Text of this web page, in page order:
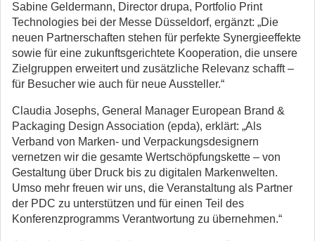
Sabine Geldermann, Director drupa, Portfolio Print
Technologies bei der Messe Düsseldorf, ergänzt: „Die
neuen Partnerschaften stehen für perfekte Synergieeffekte
sowie für eine zukunftsgerichtete Kooperation, die unsere
Zielgruppen erweitert und zusätzliche Relevanz schafft –
für Besucher wie auch für neue Aussteller.“
Claudia Josephs, General Manager European Brand &
Packaging Design Association (epda), erklärt: „Als
Verband von Marken- und Verpackungsdesignern
vernetzen wir die gesamte Wertschöpfungskette – von
Gestaltung über Druck bis zu digitalen Markenwelten.
Umso mehr freuen wir uns, die Veranstaltung als Partner
der PDC zu unterstützen und für einen Teil des
Konferenzprogramms Verantwortung zu übernehmen.“